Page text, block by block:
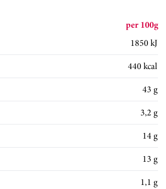
per 100g
1850 kJ
440 kcal
43 g
3,2 g
14 g
13 g
1,1 g